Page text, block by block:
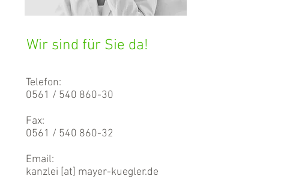
Wir sind für Sie da!
Telefon:
0561 / 540 860-30
Fax:
0561 / 540 860-32
Email:
kanzlei [at] mayer-kuegler.de